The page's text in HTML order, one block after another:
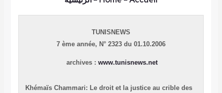
TUNISNEWS
7 ème année,N° 2323 du 01.10.2006
archives :www.tunisnews.net
Khémaïs Chammari: Le droit et la justice au crible